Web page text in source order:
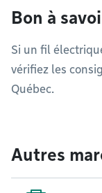
Bon à
Si un fil
vérifiez les
Québec.
Autres